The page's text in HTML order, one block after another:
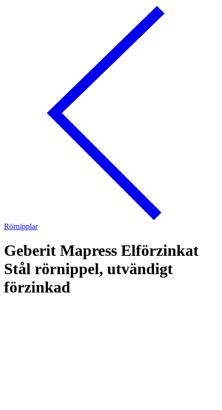
Rörnipplar
Geberit Mapress Elförzinkat
Stål rörnippel, utvändigt
förzinkad